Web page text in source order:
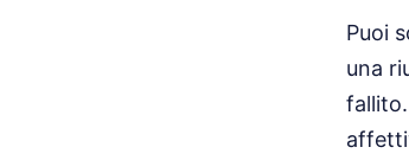
Puoi
una